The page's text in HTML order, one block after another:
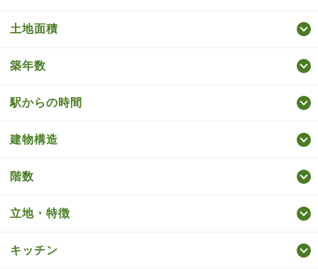
土地面積
築年数
駅からの時間
建物構造
階数
立地・特徴
キッチン